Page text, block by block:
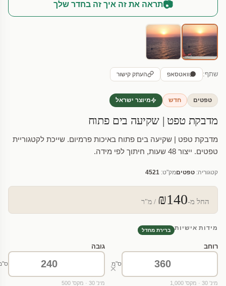
📷תראה את זה איך זה בחדר שלך
שתף: וואטסאפ העתק קישור
טפטים חדש מיוצר ישראל
מדבקת טפט | שקיעה בים פתוח
מדבקת טפט | שקיעה בים פתוח באיכות פרמיום. שייכת לקטגוריית
טפטים. ייצור 48 שעות, חיתוך לפי מידה.
קטגוריה: טפטיםמק"ט: 4521
החל מ-₪140 / מ"ר
מידות אישיות ברירת מחדל
רוחב
ס"מ
מינ' 30 · מקס' 1,000
×
גובה
מינ' 30 · מקס' 500